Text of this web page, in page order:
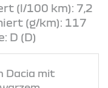
(l/100 km): 7,2
(g/km): 117
D (D)